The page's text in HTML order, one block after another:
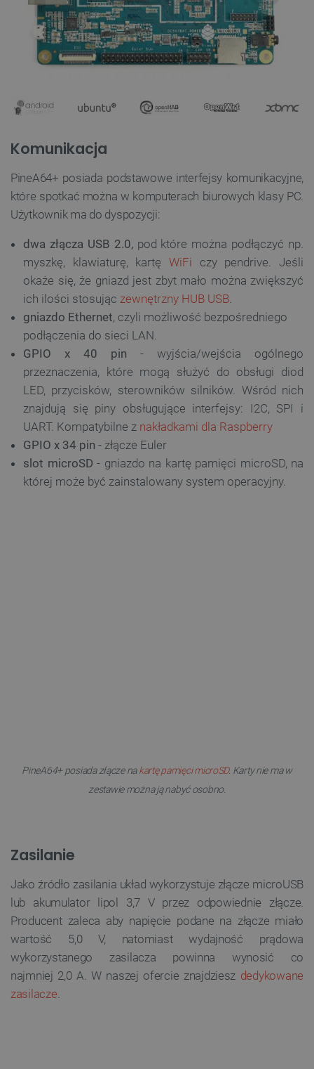
Komunikacja
PineA64+ posiada podstawowe interfejsy komunikacyjne,
które spotkać można w komputerach biurowych klasy PC.
Użytkownik ma do dyspozycji:
dwa złącza USB 2.0,pod które można podłączyć np.
myszkę, klawiaturę, kartę WiFi czy pendrive. Jeśli
okaże się, że gniazd jest zbyt mało można zwiększyć
ich ilości stosując zewnętrzny HUB USB
gniazdo Ethernet, czyli możliwość bezpośredniego
podłączenia do sieci LAN.
GPIO x 40 pin - wyjścia/wejścia ogólnego
przeznaczenia, które mogą służyć do obsługi diod
LED, przycisków, sterowników silników. Wśród nich
znajdują się piny obsługujące interfejsy: I2C, SPI i
UART. Kompatybilne z nakładkami dla Raspberry
GPIO x 34 pin - złącze Euler
slot microSD - gniazdo na kartę pamięci microSD, na
której może być zainstalowany system operacyjny.
PineA64+ posiada złącze nakartę pamięci microSD. Karty nie ma w
zestawie można ją nabyć osobno.
Zasilanie
Jako źródło zasilania układ wykorzystuje złącze microUSB
lub akumulator lipol 3,7 V przez odpowiednie złącze.
Producent zaleca aby napięcie podane na złącze miało
wartość 5,0 V, natomiast wydajność prądowa
wykorzystanego zasilacza powinna wynosić co
najmniej 2,0 A. W naszej ofercie znajdziesz dedykowane
zasilacze